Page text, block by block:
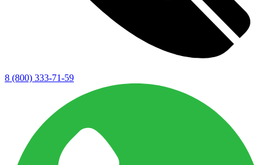
8 (800) 333-71-59